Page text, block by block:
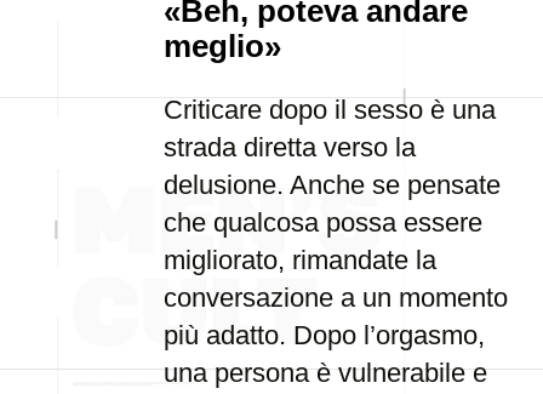
«Beh, poteva andare
meglio»
Criticare dopo il sesso è una
strada diretta verso la
delusione. Anche se pensate
che qualcosa possa essere
migliorato, rimandate la
conversazione a un momento
più adatto. Dopo l’orgasmo,
una persona è vulnerabile e